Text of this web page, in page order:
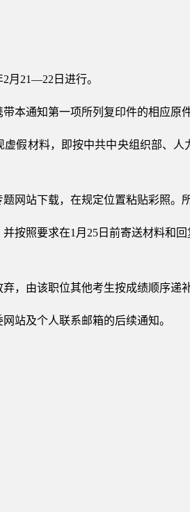
月21—22日进行。
本通知第一项所列复印件的相应原件
假材料，即按中共中央组织部、
网站下载，在规定位置粘贴彩照。
按照要求在1月25日前寄送材料和回
，由该职位其他考生按成绩顺序递补
站及个人联系邮箱的后续通知。